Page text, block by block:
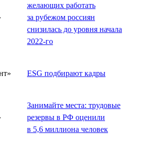
желающих работать
за рубежом россиян
снизилась до уровня начала
2022-го
ESG подбирают кадры
Занимайте места: трудовые
резервы в РФ оценили
в 5,6 миллиона человек